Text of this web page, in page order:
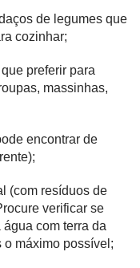
de legumes que
cozinhar;
preferir para
massinhas,
encontrar de
(com resíduos de
verificar se
com terra da
o máximo possível;